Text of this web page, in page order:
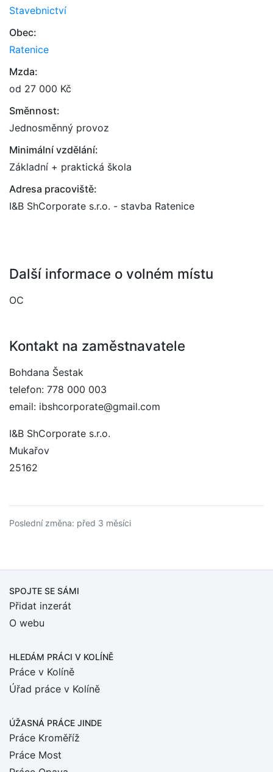
Stavebnictví
Obec:
Ratenice
Mzda:
od 27 000 Kč
Směnnost:
Jednosměnný provoz
Minimální vzdělání:
Základní + praktická škola
Adresa pracoviště:
I&B ShCorporate s.r.o. - stavba Ratenice
Další informace o volném místu
OC
Kontakt na zaměstnavatele
Bohdana Šestak
telefon: 778 000 003
email: ibshcorporate@gmail.com
I&B ShCorporate s.r.o.
Mukařov
25162
Poslední změna: před 3 měsíci
SPOJTE SE SÁMI
Přidat inzerát
O webu
HLEDÁM PRÁCI V KOLÍNĚ
Práce v Kolíně
Úřad práce v Kolíně
ÚŽASNÁ PRÁCE JINDE
Práce Kroměříž
Práce Most